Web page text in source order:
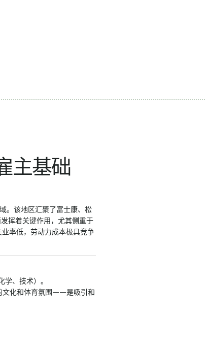
主基础
。该地区汇聚了富士康、松
挥着关键作用，尤其侧重于
率低，劳动力成本极具竞争
、技术）。
文化和体育氛围——是吸引和